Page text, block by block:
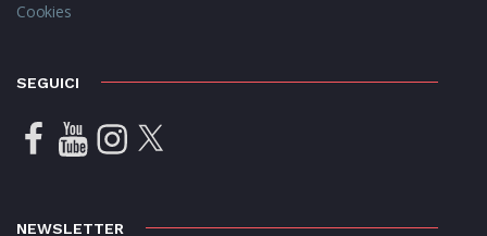
Cookies
SEGUICI
NEWSLETTER